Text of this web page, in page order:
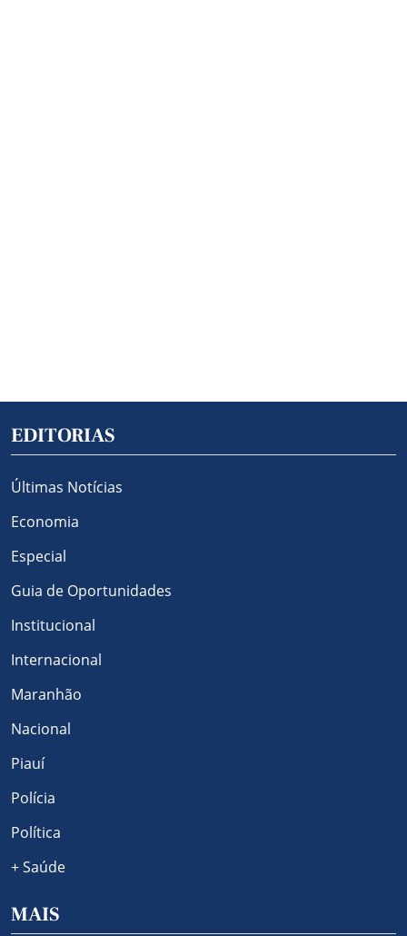
EDITORIAS
Últimas Notícias
Economia
Especial
Guia de Oportunidades
Institucional
Internacional
Maranhão
Nacional
Piauí
Polícia
Política
+ Saúde
MAIS